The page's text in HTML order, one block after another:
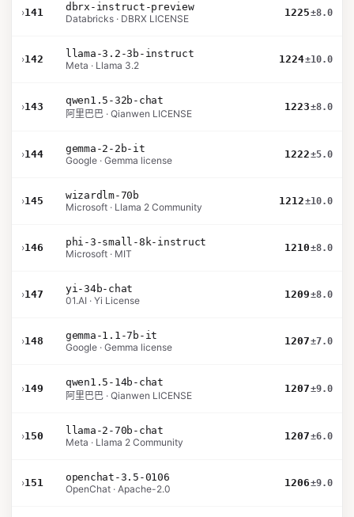
›141
dbrx-instruct-preview
Databricks · DBRX LICENSE
1225±8.0
›142
llama-3.2-3b-instruct
Meta · Llama 3.2
1224±10.0
›143
qwen1.5-32b-chat
阿里巴巴 · Qianwen LICENSE
1223±8.0
›144
gemma-2-2b-it
Google · Gemma license
1222±5.0
›145
wizardlm-70b
Microsoft · Llama 2 Community
1212±10.0
›146
phi-3-small-8k-instruct
Microsoft · MIT
1210±8.0
›147
yi-34b-chat
01.AI · Yi License
1209±8.0
›148
gemma-1.1-7b-it
Google · Gemma license
1207±7.0
›149
qwen1.5-14b-chat
阿里巴巴 · Qianwen LICENSE
1207±9.0
›150
llama-2-70b-chat
Meta · Llama 2 Community
1207±6.0
›151
openchat-3.5-0106
OpenChat · Apache-2.0
1206±9.0